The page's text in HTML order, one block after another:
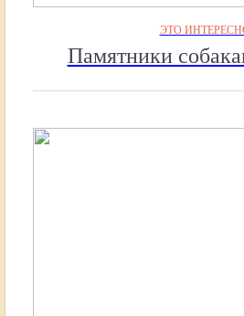
ЭТО
Памятники